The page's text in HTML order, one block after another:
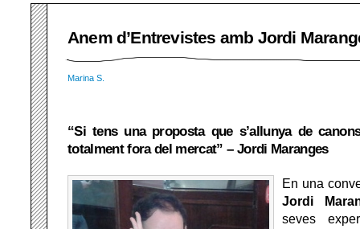
Anem d’Entrevistes amb Jordi
Marina S.
“Si tens una proposta que s’allunya de
totalment fora del mercat” – Jordi Maranges
En una
Jordi
seves